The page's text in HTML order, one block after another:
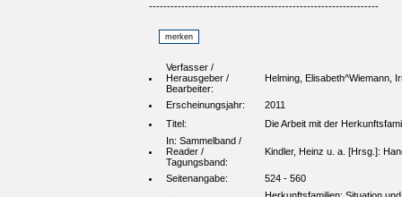
----------------------------------------------------------------
Verfasser /
Herausgeber /
Bearbeiter:
Helming, Elisabeth^Wiemann,
Erscheinungsjahr:
2011
Titel:
Die Arbeit mit der
In: Sammelband /
Reader /
Tagungsband:
Kindler, Heinz u. a. [Hrsg.]:
Seitenangabe: 524 - 560